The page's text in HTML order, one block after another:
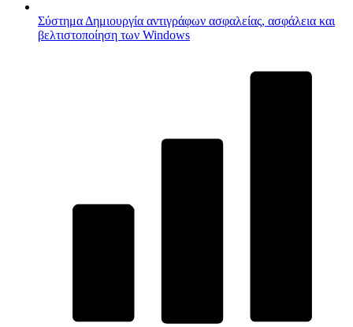
Σύστημα Δημιουργία αντιγράφων ασφαλείας, ασφάλεια και
βελτιστοποίηση των Windows